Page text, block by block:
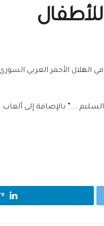
النفسي الاجتماعي في الهلال
….” بالإضافة إلى ألعاب